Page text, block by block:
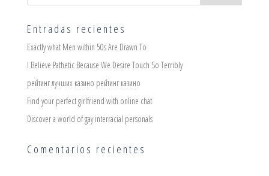
Entradas recientes
Exactly what Men within 50s Are Drawn To
I Believe Pathetic Because We Desire Touch So Terribly
рейтинг лучших казино рейтинг казино
Find your perfect girlfriend with online chat
Discover a world of gay interracial personals
Comentarios recientes